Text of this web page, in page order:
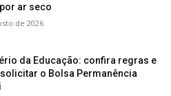
ar seco
de 2026
da Educação: confira regras e
o Bolsa Permanência